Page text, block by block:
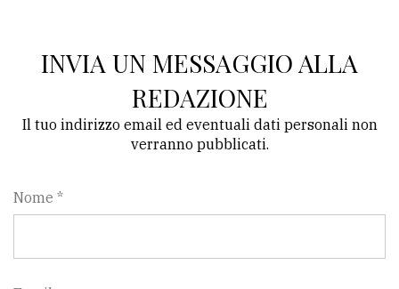
INVIA UN MESSAGGIO ALLA
REDAZIONE
Il tuo indirizzo email ed eventuali dati personali non
verranno pubblicati.
Nome *